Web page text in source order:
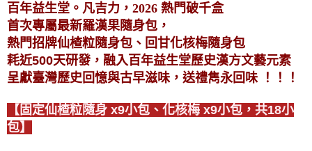
百年益生堂。凡吉力， 2026 熱門破千盒
首次專屬最新羅漢果隨身包，
熱門招牌仙楂粒隨身包、回甘化核梅隨身包
耗近500天研發，融入百年益生堂歷史漢方文藝元素
呈獻臺灣歷史回憶與古早滋味，送禮雋永回味
！！！
【固定仙楂粒隨身 x9小包、化核梅 x9小包，共18小
包】